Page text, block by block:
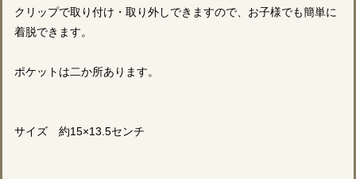
クリップで取り付け・取り外しできますので、お子様でも簡単に
着脱できます。
ポケットは二か所あります。
サイズ 約15×13.5センチ